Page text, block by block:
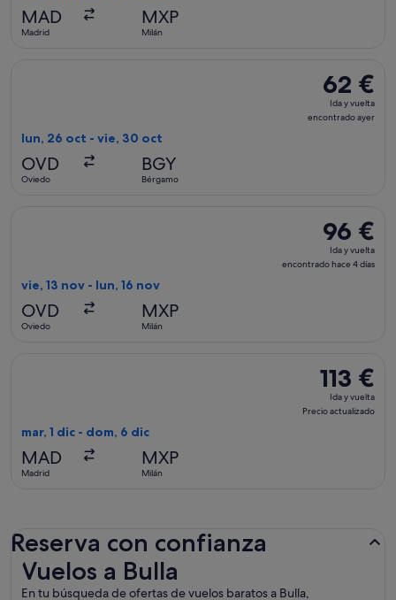
MAD
Madrid
MXP
Milán
62 €
Ida
y
62 €
Ida y vuelta
encontrado ayer
lun, 26 oct - vie, 30 oct
OVD
Oviedo
BGY
Bérgamo
96 €
Ida
y
96 €
Ida y vuelta
encontrado hace 4 días
vie, 13 nov - lun, 16 nov
OVD
Oviedo
MXP
Milán
113 €
Ida
y
113 €
Ida y vuelta
Precio actualizado
mar, 1 dic - dom, 6 dic
MAD
Madrid
MXP
Milán
Reserva con confianza
Vuelos a Bulla
En tu búsqueda de ofertas de vuelos baratos a Bulla,
Vuelos a Bulla